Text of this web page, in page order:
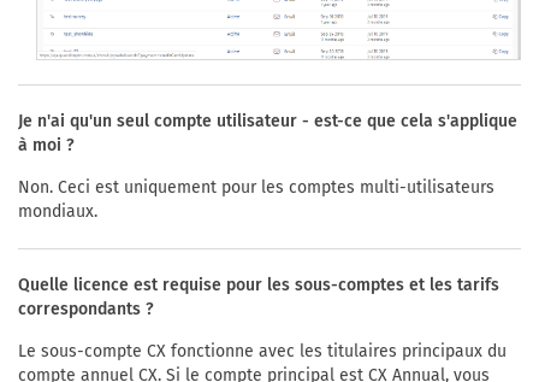
Je n'ai qu'un seul compte utilisateur - est-ce que cela s'applique
à moi ?
Non. Ceci est uniquement pour les comptes multi-utilisateurs
mondiaux.
Quelle licence est requise pour les sous-comptes et les tarifs
correspondants ?
Le sous-compte CX fonctionne avec les titulaires principaux du
compte annuel CX. Si le compte principal est CX Annual, vous